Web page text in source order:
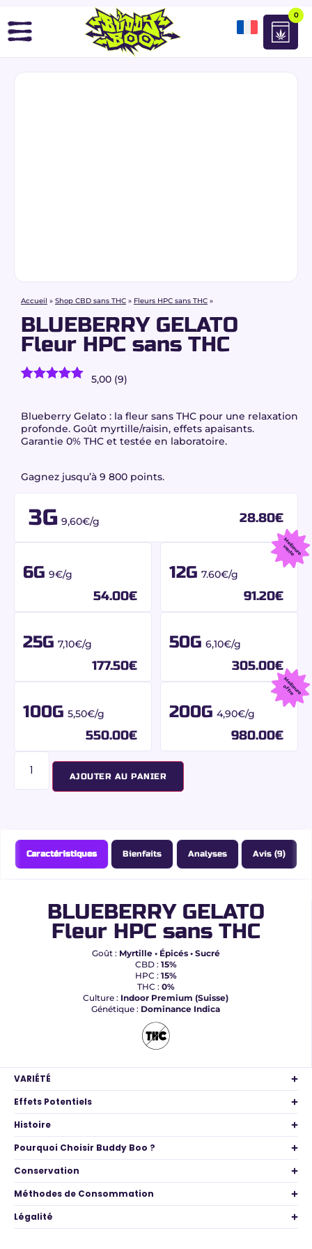
0
Accueil » Shop CBD sans THC » Fleurs HPC sans THC »
BLUEBERRY GELATO
Fleur HPC sans THC
basé sur
notations
client
5,00 (9)
Blueberry Gelato : la fleur sans THC pour une relaxation
profonde. Goût myrtille/raisin, effets apaisants.
Garantie 0% THC et testée en laboratoire.
Gagnez jusqu’à 9 800 points.
3G 9,60€/g 28.80€
6G 9€/g
54.00€
12G 7.60€/g
91.20€
M
e
ille
u
r
e
v
e
n
t
e
25G 7,10€/g
177.50€
50G 6,10€/g
305.00€
100G 5,50€/g
550.00€
200G 4,90€/g
980.00€
M
e
ille
u
r
e
o
f
f
r
e
AJOUTER AU PANIER
Caractéristiques Bienfaits Analyses Avis (9)
BLUEBERRY GELATO
Fleur HPC sans THC
Goût : Myrtille • Épicés • Sucré
CBD : 15%
HPC : 15%
THC : 0%
Culture : Indoor Premium (Suisse)
Génétique : Dominance Indica
VARIÉTÉ
Effets Potentiels
Histoire
Pourquoi Choisir Buddy Boo ?
Conservation
Méthodes de Consommation
Légalité